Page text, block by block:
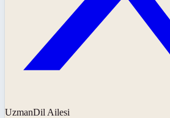
UzmanDil Ailesi